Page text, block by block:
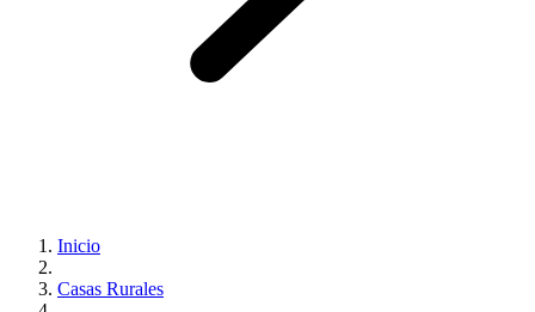
Inicio
Casas Rurales